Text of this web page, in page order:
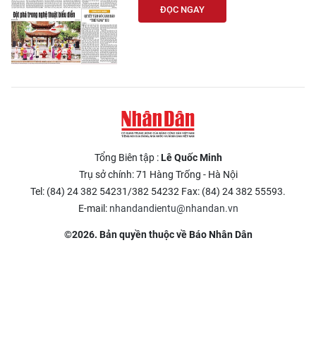
ĐỌC NGAY
Tổng Biên tập :Lê Quốc Minh
Trụ sở chính: 71 Hàng Trống - Hà Nội
Tel: (84) 24 382 54231/382 54232 Fax: (84) 24 382 55593.
E-mail: nhandandientu@nhandan.vn
©2026. Bản quyền thuộc về Báo Nhân Dân